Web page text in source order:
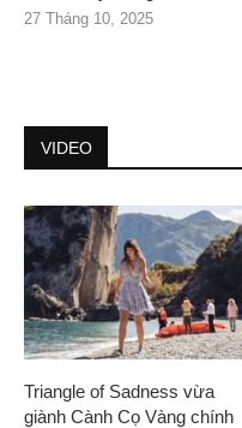
27 Tháng 10, 2025
VIDEO
Triangle of Sadness vừa
giành Cành Cọ Vàng chính